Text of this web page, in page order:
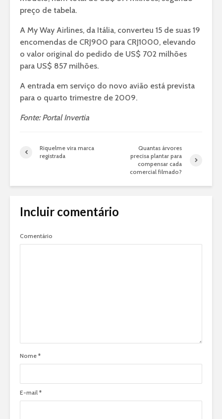
preço de tabela.
A My Way Airlines, da Itália, converteu 15 de suas 19
encomendas de CRJ900 para CRJ1000, elevando
o valor original do pedido de US$ 702 milhões
para US$ 857 milhões.
A entrada em serviço do novo avião está prevista
para o quarto trimestre de 2009.
Fonte: Portal Invertia
Riquelme vira marca
registrada
Quantas árvores
precisa plantar para
compensar cada
comercial filmado?
Incluir comentário
Comentário
Nome *
E-mail *